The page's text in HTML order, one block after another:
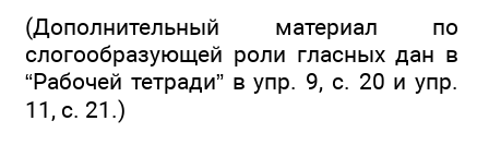
(Дополнительный материал по
слогообразующей роли гласных дан в
“Рабочей тетради” в упр. 9, с. 20 и упр.
11, с. 21.)